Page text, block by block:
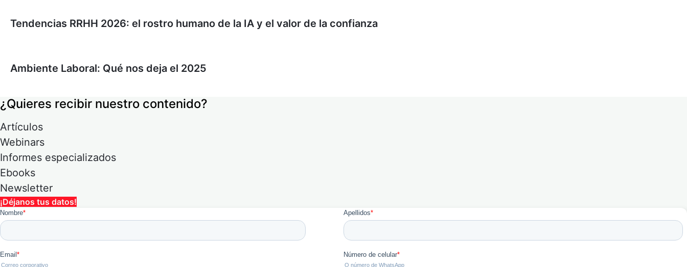
Tendencias RRHH 2026: el rostro humano de la IA y el valor de la confianza
Ambiente Laboral: Qué nos deja el 2025
¿Quieres recibir nuestro contenido?
Artículos
Webinars
Informes especializados
Ebooks
Newsletter
¡Déjanos tus datos!